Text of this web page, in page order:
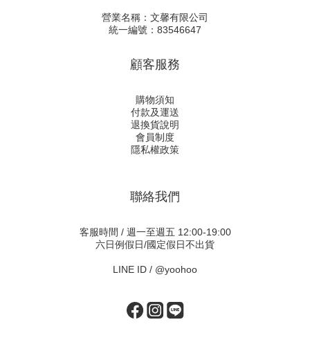
營業名稱：文馨有限公司
統一編號：83546647
顧客服務
購物須知
付款及運送
退換貨說明
會員制度
隱私權政策
聯絡我們
客服時間 / 週一至週五 12:00-19:00
六日例假日/國定假日不出貨
LINE ID / @yoohoo